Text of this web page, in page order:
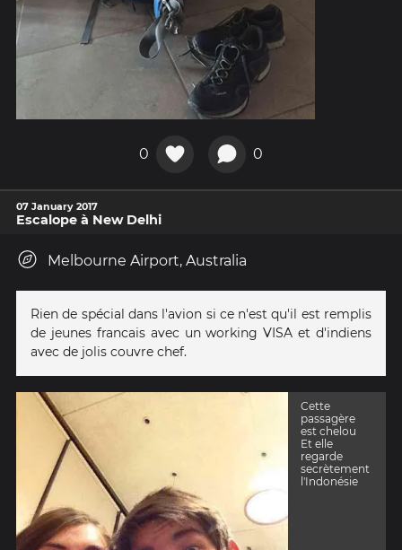
0 0
07 January 2017
Escalope à New Delhi
Melbourne Airport, Australia
Rien de spécial dans l'avion si ce n'est qu'il est remplis
de jeunes francais avec un working VISA et d'indiens
avec de jolis couvre chef.
Cette
passagère
est chelou
Et elle
regarde
secrètement
l'Indonésie